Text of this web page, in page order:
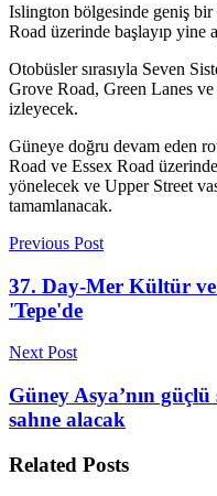
Islington bölgesinde geniş
Road üzerinde başlayıp yine
Otobüsler sırasıyla Seven
Grove Road, Green Lanes ve
izleyecek.
Güneye doğru devam eden
Road ve Essex Road
yönelecek ve Upper Street
tamamlanacak.
Previous Post
37. Day-Mer Kültür
'Tepe'de
Next Post
Güney Asya’nın
sahne alacak
Related Posts